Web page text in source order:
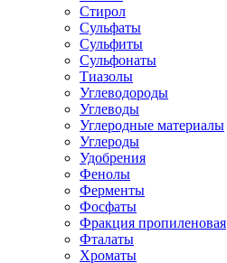
Стирол
Сульфаты
Сульфиты
Сульфонаты
Тиазолы
Углеводороды
Углеводы
Углеродные материалы
Углероды
Удобрения
Фенолы
Ферменты
Фосфаты
Фракция пропиленовая
Фталаты
Хроматы